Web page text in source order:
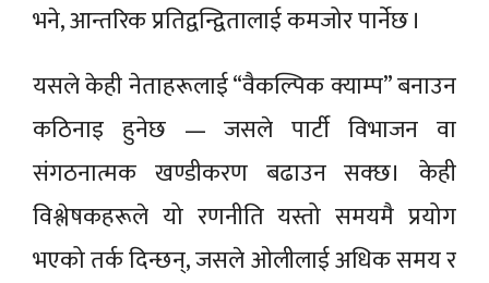
भने, आन्तरिक प्रतिद्वन्द्वितालाई कमजोर पार्नेछ ।
यसले केही नेताहरूलाई “वैकल्पिक क्याम्प” बनाउन
कठिनाइ हुनेछ — जसले पार्टी विभाजन वा
संगठनात्मक खण्डीकरण बढाउन सक्छ। केही
विश्लेषकहरूले यो रणनीति यस्तो समयमै प्रयोग
भएको तर्क दिन्छन्, जसले ओलीलाई अधिक समय र